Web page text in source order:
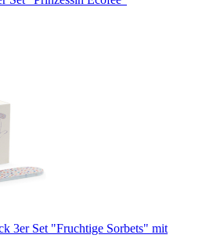
3er Set "Fruchtige Sorbets" mit